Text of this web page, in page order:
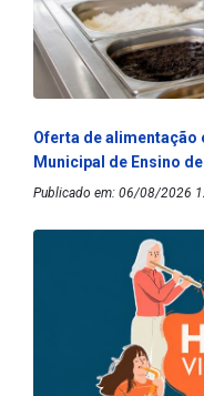
Oferta de alimentação
Municipal de Ensino
Publicado em: 06/08/2026